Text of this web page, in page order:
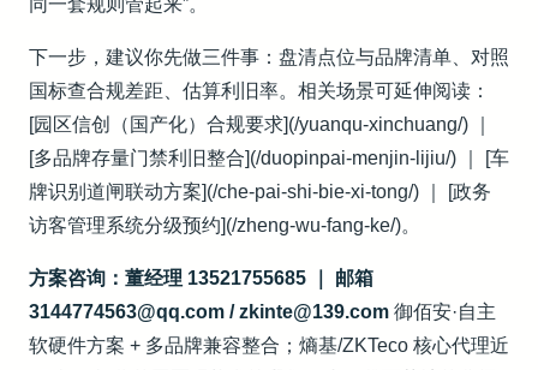
下一步，建议你先做三件事：盘清点位与品牌清单、对照
国标查合规差距、估算利旧率。相关场景可延伸阅读：
[园区信创（国产化）合规要求](/yuanqu-xinchuang/) ｜
[多品牌存量门禁利旧整合](/duopinpai-menjin-lijiu/) ｜ [车
牌识别道闸联动方案](/che-pai-shi-bie-xi-tong/) ｜ [政务
访客管理系统分级预约](/zheng-wu-fang-ke/)。
方案咨询：董经理 13521755685 ｜ 邮箱
3144774563@qq.com / zkinte@139.com 御佰安·自主
软硬件方案 + 多品牌兼容整合；熵基/ZKTeco 核心代理近